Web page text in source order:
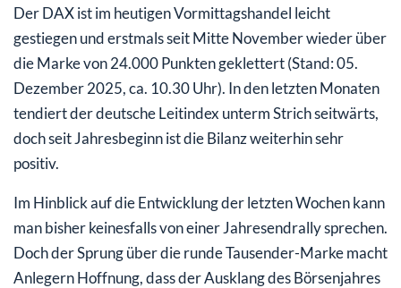
Der DAX ist im heutigen Vormittagshandel leicht
gestiegen und erstmals seit Mitte November wieder über
die Marke von 24.000 Punkten geklettert (Stand: 05.
Dezember 2025, ca. 10.30 Uhr). In den letzten Monaten
tendiert der deutsche Leitindex unterm Strich seitwärts,
doch seit Jahresbeginn ist die Bilanz weiterhin sehr
positiv.
Im Hinblick auf die Entwicklung der letzten Wochen kann
man bisher keinesfalls von einer Jahresendrally sprechen.
Doch der Sprung über die runde Tausender-Marke macht
Anlegern Hoffnung, dass der Ausklang des Börsenjahres